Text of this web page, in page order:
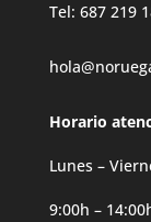
Tel: 687 219
Horario
Lunes –
9:00h –